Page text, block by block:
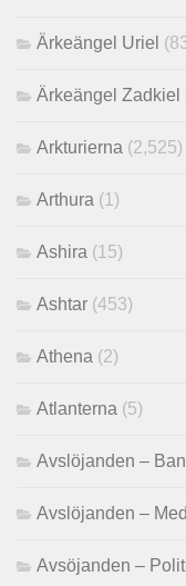
Ärkeängel Uriel
Ärkeängel Zadkiel
Arkturierna (2,525)
Arthura (1)
Ashira (15)
Ashtar (453)
Athena (2)
Atlanterna (5)
Avslöjanden –
Avslöjanden –
Avsöjanden –